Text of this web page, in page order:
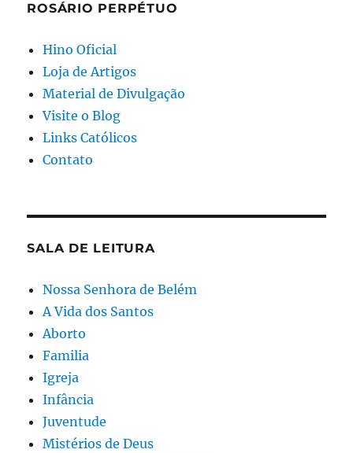
ROSÁRIO PERPÉTUO
Hino Oficial
Loja de Artigos
Material de Divulgação
Visite o Blog
Links Católicos
Contato
SALA DE LEITURA
Nossa Senhora de Belém
A Vida dos Santos
Aborto
Familia
Igreja
Infância
Juventude
Mistérios de Deus